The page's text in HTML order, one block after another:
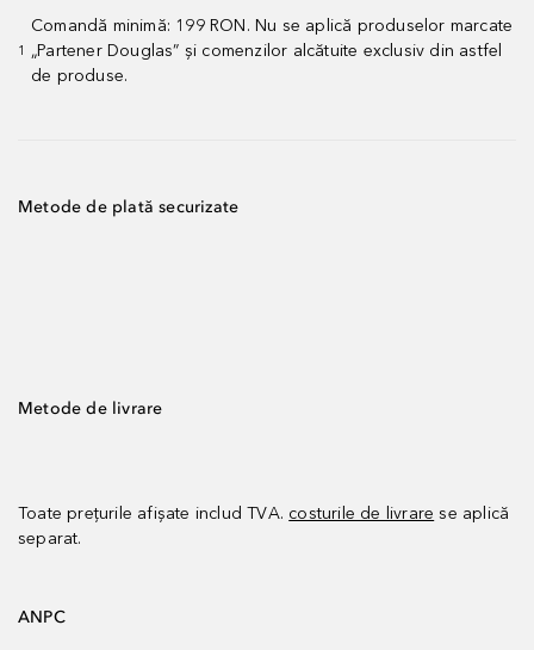
1
Comandă minimă: 199 RON. Nu se aplică produselor marcate
„Partener Douglas” și comenzilor alcătuite exclusiv din astfel
de produse.
Metode de plată securizate
Metode de livrare
Toate prețurile afișate includ TVA. costurile de livrare se aplică
separat.
ANPC